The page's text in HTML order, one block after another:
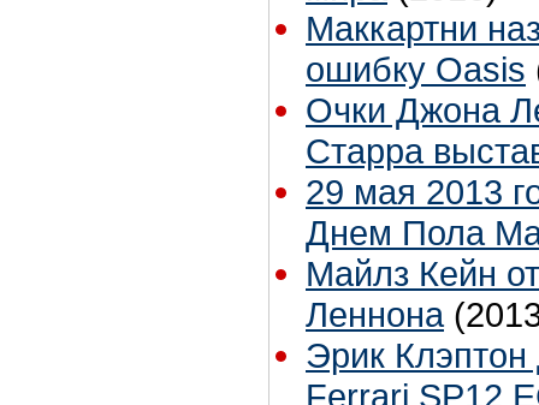
Маккартни
ошибку Oasis
Очки Джона
Старра
29 мая 2013
Днем Пола
Майлз Кейн
Леннона
Эрик Клэптон
Ferrari SP12